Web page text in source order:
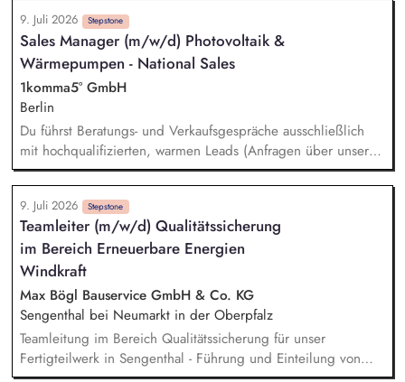
Hardware, zum Beispiel Speicher, Wechselrichter oder
Wallboxen benötigen, kommst du ins Spiel. Deine Aufgabe
ist es, diese Situation sauber zu führen: Verstehen, erklären,
Vertrauen schaffen, Angebot platzieren und den Abschluss
sichern. Echter Impact im Bestandsmarkt: Du hilfst
Hausbesitzer:innen, bestehende PV-, Speicher-,
Wärmepumpen- oder Wallbox-Systeme fit für Heartbeat AI
und Dynamic Pulse zu machen. Keine Kaltakquise: Du
sprichst mit warmen Leads, Bestandskund:innen und
Interessent:innen, die bereits Kontakt zu 1KOMMA5° hatten
und Heartbeat AI nutzen wollen.
9. Juli 2026 Stepstone
Sales Manager (m/w/d) Photovoltaik &
Wärmepumpen - National Sales
1komma5° GmbH
Berlin
Du führst Beratungs- und Verkaufsgespräche ausschließlich
mit hochqualifizierten, warmen Leads (Anfragen über unsere
Website) oder fasst bei Interessenten nach, die bereits
Kontakt zu uns hatten (Reaktivierung). Der komplette Sales-
Cycle: Vom ersten Videocall über die Erstellung passgenauer
Angebote bis zur digitalen Vertragsunterschrift begleitest Du
Deine Kunden. Dein Ziel ist es, für jeden Kunden die
perfekte, individuelle Lösung zu finden und den Abschluss
zu sichern.
9. Juli 2026 Stepstone
Teamleiter (m/w/d) Qualitätssicherung
im Bereich Erneuerbare Energien
Windkraft
Max Bögl Bauservice GmbH & Co. KG
Sengenthal bei Neumarkt in der Oberpfalz
Teamleitung im Bereich Qualitätssicherung für unser
Fertigteilwerk in Sengenthal - Führung und Einteilung von